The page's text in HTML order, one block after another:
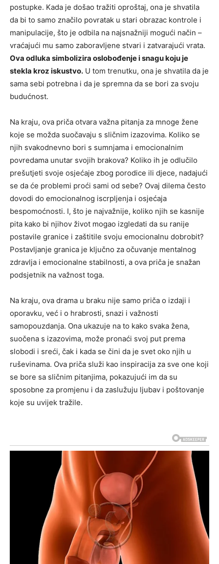
postupke. Kada je došao tražiti oproštaj, ona je shvatila
da bi to samo značilo povratak u stari obrazac kontrole i
manipulacije, što je odbila na najsnažniji mogući način –
vraćajući mu samo zaboravljene stvari i zatvarajući vrata.
Ova odluka simbolizira oslobođenje i snagu koju je
stekla kroz iskustvo. U tom trenutku, ona je shvatila da je
sama sebi potrebna i da je spremna da se bori za svoju
budućnost.
Na kraju, ova priča otvara važna pitanja za mnoge žene
koje se možda suočavaju s sličnim izazovima. Koliko se
njih svakodnevno bori s sumnjama i emocionalnim
povredama unutar svojih brakova? Koliko ih je odlučilo
prešutjeti svoje osjećaje zbog porodice ili djece, nadajući
se da će problemi proći sami od sebe? Ovaj dilema često
dovodi do emocionalnog iscrpljenja i osjećaja
bespomoćnosti. I, što je najvažnije, koliko njih se kasnije
pita kako bi njihov život mogao izgledati da su ranije
postavile granice i zaštitile svoju emocionalnu dobrobit?
Postavljanje granica je ključno za očuvanje mentalnog
zdravlja i emocionalne stabilnosti, a ova priča je snažan
podsjetnik na važnost toga.
Na kraju, ova drama u braku nije samo priča o izdaji i
oporavku, već i o hrabrosti, snazi i važnosti
samopouzdanja. Ona ukazuje na to kako svaka žena,
suočena s izazovima, može pronaći svoj put prema
slobodi i sreći, čak i kada se čini da je svet oko njih u
ruševinama. Ova priča služi kao inspiracija za sve one koji
se bore sa sličnim pitanjima, pokazujući im da su
sposobne za promjenu i da zaslužuju ljubav i poštovanje
koje su uvijek tražile.